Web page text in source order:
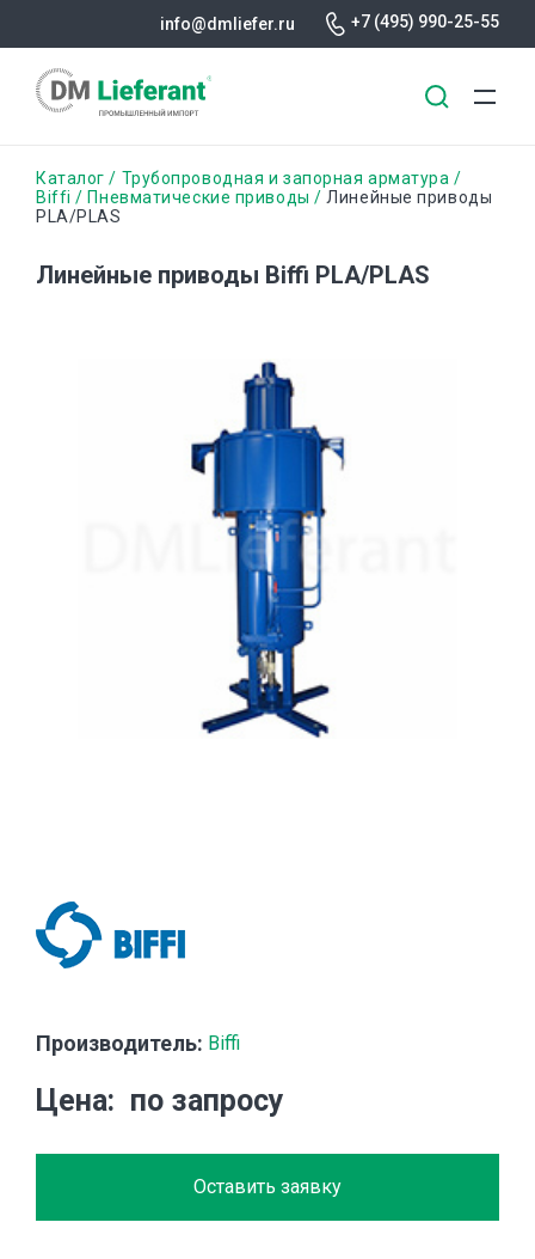
основному
info@dmliefer.ru +7 (495) 990-25-55
Строка
навигации
Каталог
Трубопроводная и запорная арматура
Biffi
Пневматические приводы
Линейные приводы
PLA/PLAS
Линейные приводы Biffi PLA/PLAS
Производитель: Biffi
Цена по запросу
Оставить заявку